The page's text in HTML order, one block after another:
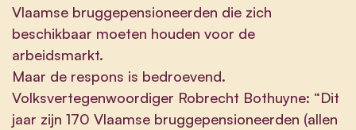
Vlaamse bruggepensioneerden die zich
beschikbaar moeten houden voor de
arbeidsmarkt.
Maar de respons is bedroevend.
Volksvertegenwoordiger Robrecht Bothuyne: “Dit
jaar zijn 170 Vlaamse bruggepensioneerden (allen